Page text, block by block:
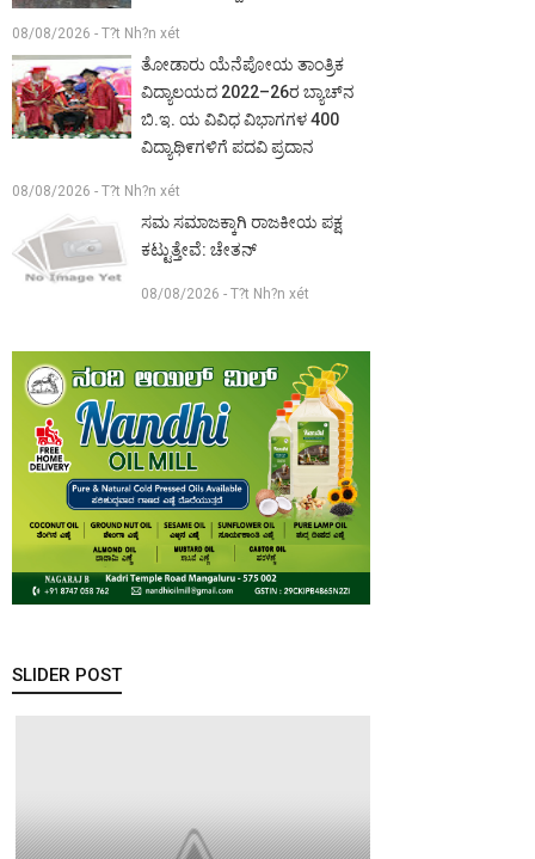
08/08/2026 - T?t Nh?n xét
ತೋಡಾರು ಯೆನೆಪೋಯ ತಾಂತ್ರಿಕ
ವಿದ್ಯಾಲಯದ 2022–26ರ ಬ್ಯಾಚ್‌ನ
ಬಿ.ಇ. ಯ ವಿವಿಧ ವಿಭಾಗಗಳ 400
ವಿದ್ಯಾಥಿ೯ಗಳಿಗೆ ಪದವಿ ಪ್ರದಾನ
08/08/2026 - T?t Nh?n xét
ಸಮ ಸಮಾಜಕ್ಕಾಗಿ ರಾಜಕೀಯ ಪಕ್ಷ
ಕಟ್ಟುತ್ತೇವೆ: ಚೇತನ್
08/08/2026 - T?t Nh?n xét
SLIDER POST